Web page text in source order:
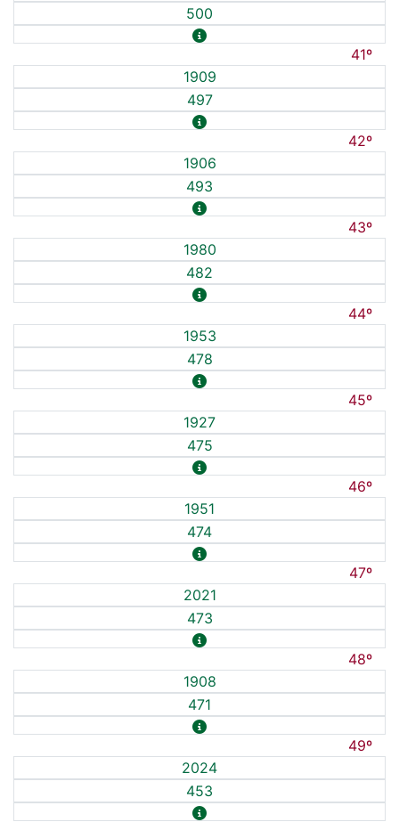
500
41º
1909
497
42º
1906
493
43º
1980
482
44º
1953
478
45º
1927
475
46º
1951
474
47º
2021
473
48º
1908
471
49º
2024
453